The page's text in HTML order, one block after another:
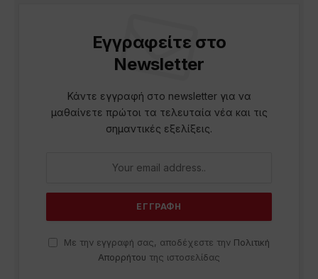
Εγγραφείτε στο
Newsletter
Κάντε εγγραφή στο newsletter για να
μαθαίνετε πρώτοι τα τελευταία νέα και τις
σημαντικές εξελίξεις.
Με την εγγραφή σας, αποδέχεστε την Πολιτική
Απορρήτου της ιστοσελίδας